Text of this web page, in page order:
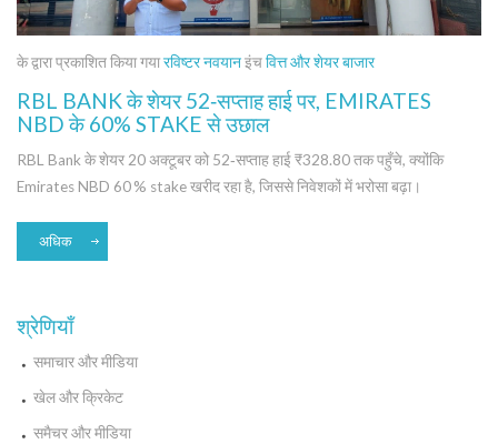
के द्वारा प्रकाशित किया गयारविष्टर नवयानइंचवित्त और शेयर बाजार
RBL BANK के शेयर 52‑सप्ताह हाई पर, EMIRATES
NBD के 60% STAKE से उछाल
RBL Bank के शेयर 20 अक्टूबर को 52‑सप्ताह हाई ₹328.80 तक पहुँचे, क्योंकि
Emirates NBD 60 % stake खरीद रहा है, जिससे निवेशकों में भरोसा बढ़ा।
अधिक
श्रेणियाँ
समाचार और मीडिया
खेल और क्रिकेट
समैचर और मीडिया